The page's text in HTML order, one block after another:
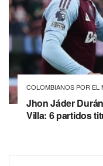
COLOMBIANOS POR EL
Jhon Jáder
Villa: 6 partidos